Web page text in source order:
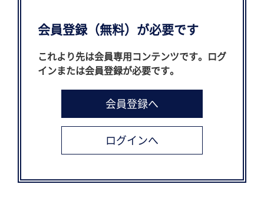
会員登録（無料）が必要です
これより先は会員専用コンテンツです。ログ
インまたは会員登録が必要です。